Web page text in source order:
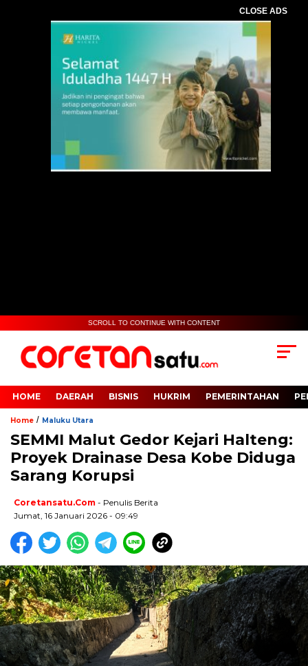
CLOSE ADS
SCROLL TO CONTINUE WITH CONTENT
HOME DAERAH BISNIS HUKRIM PEMERINTAHAN
Home / Maluku Utara
SEMMI Malut Gedor Kejari Halteng:
Proyek Drainase Desa Kobe Diduga
Sarang Korupsi
Coretansatu.com - Penulis Berita
Jumat, 16 Januari 2026 - 09:49